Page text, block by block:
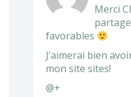
Merci
favorables
J’aimerai bien
mon site sites!
@+